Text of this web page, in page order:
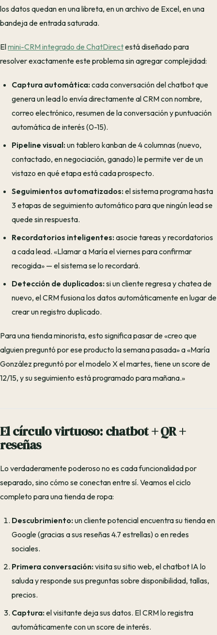
los datos quedan en una libreta, en un archivo de Excel, en una
bandeja de entrada saturada.
Elmini-CRM integrado de ChatDirectestá diseñado para
resolver exactamente este problema sin agregar complejidad:
Captura automática:cada conversación del chatbot que
genera un lead lo envía directamente al CRM con nombre,
correo electrónico, resumen de la conversación y puntuación
automática de interés (0-15).
Pipeline visual:un tablero kanban de 4 columnas (nuevo,
contactado, en negociación, ganado) le permite ver de un
vistazo en qué etapa está cada prospecto.
Seguimientos automatizados:el sistema programa hasta
3 etapas de seguimiento automático para que ningún lead se
quede sin respuesta.
Recordatorios inteligentes:asocie tareas y recordatorios
a cada lead. «Llamar a María el viernes para confirmar
recogida» — el sistema se lo recordará.
Detección de duplicados:si un cliente regresa y chatea de
nuevo, el CRM fusiona los datos automáticamente en lugar de
crear un registro duplicado.
Para una tienda minorista, esto significa pasar de «creo que
alguien preguntó por ese producto la semana pasada» a «María
González preguntó por el modelo X el martes, tiene un score de
12/15, y su seguimiento está programado para mañana.»
El círculo virtuoso: chatbot + QR +
reseñas
Lo verdaderamente poderoso no es cada funcionalidad por
separado, sino cómo se conectan entre sí. Veamos el ciclo
completo para una tienda de ropa:
Descubrimiento:un cliente potencial encuentra su tienda en
Google (gracias a sus reseñas 4.7 estrellas) o en redes
sociales.
Primera conversación:visita su sitio web, el chatbot IA lo
saluda y responde sus preguntas sobre disponibilidad, tallas,
precios.
Captura:el visitante deja sus datos. El CRM lo registra
automáticamente con un score de interés.